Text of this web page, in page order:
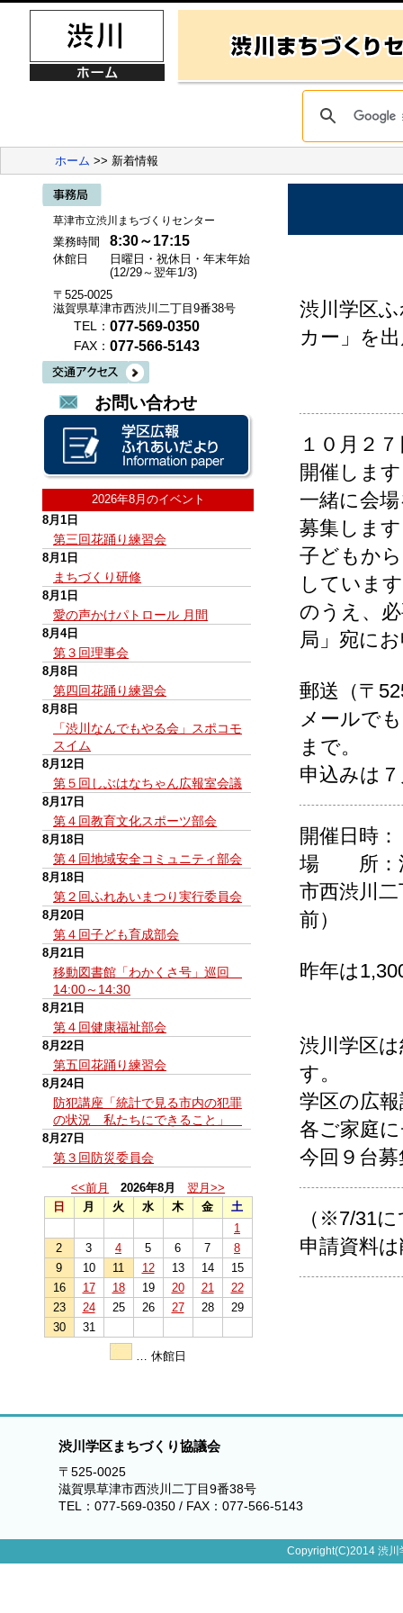
ホーム >> 新着情報
草津市立渋川まちづくりセンター
業務時間 8:30～17:15
休館日
日曜日・祝休日・年末年始
(12/29～翌年1/3)
〒525-0025
滋賀県草津市西渋川二丁目9番38号
TEL： 077-569-0350
FAX： 077-566-5143
お問い合わせ
2026年8月のイベント
8月1日
第三回花踊り練習会
8月1日
まちづくり研修
8月1日
愛の声かけパトロール 月間
8月4日
第３回理事会
8月8日
第四回花踊り練習会
8月8日
「渋川なんでもやる会」スポコモ
スイム
8月12日
第５回しぶはなちゃん広報室会議
8月17日
第４回教育文化スポーツ部会
8月18日
第４回地域安全コミュニティ部会
8月18日
第２回ふれあいまつり実行委員会
8月20日
第４回子ども育成部会
8月21日
移動図書館「わかくさ号」巡回
14:00～14:30
8月21日
第４回健康福祉部会
8月22日
第五回花踊り練習会
8月24日
防犯講座「統計で見る市内の犯罪
の状況 私たちにできること」
8月27日
第３回防災委員会
<<前月 2026年8月
翌月>>
日
月 火 水 木 金
土
1
2
3 4 5 6 7
8
9
10 11 12 13 14
15
16
17 18 19 20 21
22
23
24 25 26 27 28
29
30
31
… 休館日
渋川学区
カー」を
１０月２
開催しま
一緒に会
募集しま
子どもか
していま
のうえ、
局」宛に
郵送（〒
メールで
まで。
申込みは
開催日時
場 所：渋
市西渋川
前）
昨年は
渋川学区
す。
学区の広
各ご家庭
今回９台
（※7/31
申請資料
渋川学区まちづくり協議会
〒525-0025
滋賀県草津市西渋川二丁目9番38号
TEL：077-569-0350 / FAX：077-566-5143
Copyright(C)2014 渋川